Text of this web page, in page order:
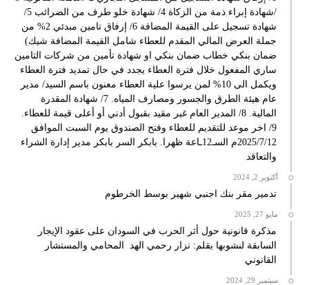
/شهادة إبراء ذمة من الزكاة 4/ شهادة خلو طرف من الضرائب 5/
شهادة تسجيل على القيمة المضافة 6/ إرفاق تامين مبدئي 2% من
جملة العرض المالي المقدم للعطاء شامل القيمة المضافة شيك)
ضمان بنكي خطاب ضمان بنكي او شهادة تأمين من شركات التامين
ساري المفعول خلال فترة العطاء يجدد في حال تمديد فترة العطاء
ويكمل الى 10% لمن يرسوا علية العطاء معنون باسم السيد/ مدير
عام هيئة الطرق والجسور ومصارف المياه. 7/ شهادة المقدرة
المالية. 8/ المدير العام غير مقيد بقبول أدني أو أعلى قيمة للعطاء.
9/ اخر موعد للتقديم للعطاء وفتح الصندوق يوم السبت الموافق
2025/7/12م السـ12ـاعة ظهرا. بابكر السر بابكر مدير إدارة الشراء
والتعاقد
أكتوبر 2, 2024
تدمير مقر بنك اجنبي شهير بوسط الخرطوم
مايو 27, 2025
مذكرة قانونية حول أثر الحرب في السودان على عقود الإيجار
السابقة لنشوبها بقلم: نزار رحمي الهد المحامي والمستشار
القانوني
سبتمبر 29, 2024